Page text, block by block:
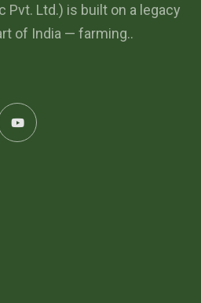
Pvt. Ltd.) is built on a legacy
of India — farming..